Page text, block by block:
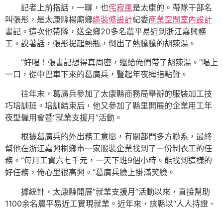
記者上前搭話，一聊，也侘寂風是太康的。帶隊干部名
叫張彤，是太康縣楊廟鄉綠裝修設計紀委商業空間室內設計
書記。這次他帶隊，送全鄉20多名農平易近到浙江嘉興務
工。說著話，張彤提起熱瓶，倒出了熱騰騰的胡辣湯。
“好喝！張書記想得真周密，還給俺們帶了胡辣湯。”喝上
一口，從中巴車下來的葛廣兵，豎起年夜拇指點贊。
往年末，葛廣兵參加了太康縣商務局舉辦的服裝加工技
巧培訓班。培訓結束后，他又參加了縣里開展的企業用工年
夜型僱用會暨“就業支援月”活動。
根據葛廣兵的外出務工意愿，有關部門多方聯系，最終
幫他在浙江嘉興桐鄉市一家服裝企業找到了一份制衣工的任
務。“每月工資六七千元，一天下班9個小時。能找到這樣的
好任務，俺心里很高興。”葛廣兵臉上掛滿笑臉。
據統計，太康縣開展“就業支援月”活動以來，直接幫助
1100余名農平易近工實現就業。近年來，該縣以“人人持證、